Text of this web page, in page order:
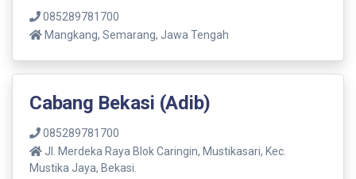
085289781700
Mangkang, Semarang, Jawa Tengah
Cabang Bekasi (Adib)
085289781700
Jl. Merdeka Raya Blok Caringin, Mustikasari, Kec.
Mustika Jaya, Bekasi.